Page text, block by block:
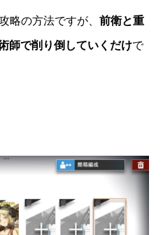
略の方法ですが、 前衛と重
師で削り倒していくだけで